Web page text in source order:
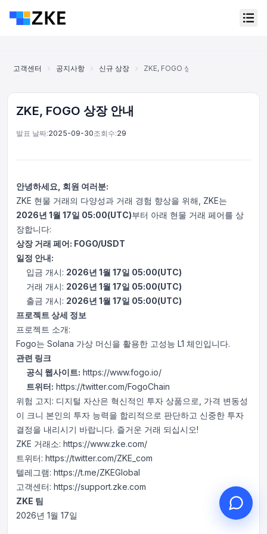
고객센터 공지사항 신규 상장 ZKE, FOGO 상장 안내
ZKE, FOGO 상장 안내
발표 날짜:2025-09-30조회수:29
안녕하세요, 회원 여러분:
ZKE 현물 거래의 다양성과 거래 경험 향상을 위해, ZKE는
2026년 1월 17일 05:00(UTC)부터 아래 현물 거래 페어를 상
장합니다:
상장 거래 페어: FOGO/USDT
일정 안내:
입금 개시: 2026년 1월 17일 05:00(UTC)
거래 개시: 2026년 1월 17일 05:00(UTC)
출금 개시: 2026년 1월 17일 05:00(UTC)
프로젝트 상세 정보
프로젝트 소개:
Fogo는 Solana 가상 머신을 활용한 고성능 L1 체인입니다.
관련 링크
공식 웹사이트: https://www.fogo.io/
트위터: https://twitter.com/FogoChain
위험 고지: 디지털 자산은 혁신적인 투자 상품으로, 가격 변동성
이 크니 본인의 투자 능력을 합리적으로 판단하고 신중한 투자
결정을 내리시기 바랍니다. 즐거운 거래 되십시오!
ZKE 거래소: https://www.zke.com/
트위터: https://twitter.com/ZKE_com
텔레그램: https://t.me/ZKEGlobal
고객센터: https://support.zke.com
ZKE 팀
2026년 1월 17일
온라인 고객 서비스
요?
문의 티켓 진행 상황 확인